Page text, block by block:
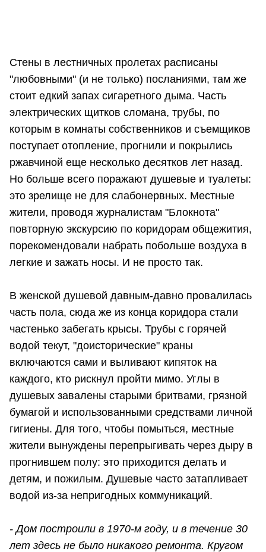
Стены в лестничных пролетах расписаны
"любовными" (и не только) посланиями, там же
стоит едкий запах сигаретного дыма. Часть
электрических щитков сломана, трубы, по
которым в комнаты собственников и съемщиков
поступает отопление, прогнили и покрылись
ржавчиной еще несколько десятков лет назад.
Но больше всего поражают душевые и туалеты:
это зрелище не для слабонервных. Местные
жители, проводя журналистам "Блокнота"
повторную экскурсию по коридорам общежития,
порекомендовали набрать побольше воздуха в
легкие и зажать носы. И не просто так.
В женской душевой давным-давно провалилась
часть пола, сюда же из конца коридора стали
частенько забегать крысы. Трубы с горячей
водой текут, "доисторические" краны
включаются сами и выливают кипяток на
каждого, кто рискнул пройти мимо. Углы в
душевых завалены старыми бритвами, грязной
бумагой и использованными средствами личной
гигиены. Для того, чтобы помыться, местные
жители вынуждены перепрыгивать через дыру в
прогнившем полу: это приходится делать и
детям, и пожилым. Душевые часто затапливает
водой из-за непригодных коммуникаций.
- Дом построили в 1970-м году, и в течение 30
лет здесь не было никакого ремонта. Кругом